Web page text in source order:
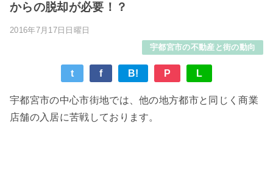
からの脱却が必要！？
2016年7月17日日曜日
宇都宮市の不動産と街の動向
t f B! P L
宇都宮市の中心市街地では、他の地方都市と同じく商業
店舗の入居に苦戦しております。